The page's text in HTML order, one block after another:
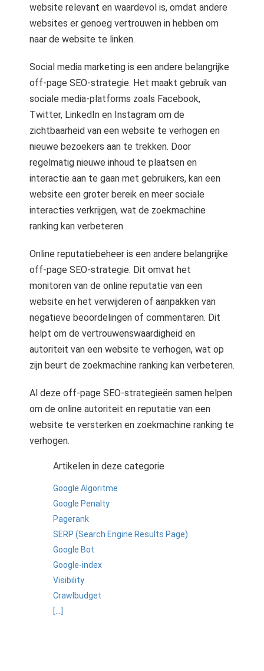
website relevant en waardevol is, omdat andere
websites er genoeg vertrouwen in hebben om
naar de website te linken.
Social media marketing is een andere belangrijke
off-page SEO-strategie. Het maakt gebruik van
sociale media-platforms zoals Facebook,
Twitter, LinkedIn en Instagram om de
zichtbaarheid van een website te verhogen en
nieuwe bezoekers aan te trekken. Door
regelmatig nieuwe inhoud te plaatsen en
interactie aan te gaan met gebruikers, kan een
website een groter bereik en meer sociale
interacties verkrijgen, wat de zoekmachine
ranking kan verbeteren.
Online reputatiebeheer is een andere belangrijke
off-page SEO-strategie. Dit omvat het
monitoren van de online reputatie van een
website en het verwijderen of aanpakken van
negatieve beoordelingen of commentaren. Dit
helpt om de vertrouwenswaardigheid en
autoriteit van een website te verhogen, wat op
zijn beurt de zoekmachine ranking kan verbeteren.
Al deze off-page SEO-strategieën samen helpen
om de online autoriteit en reputatie van een
website te versterken en zoekmachine ranking te
verhogen.
Artikelen in deze categorie
Google Algoritme
Google Penalty
Pagerank
SERP (Search Engine Results Page)
Google Bot
Google-index
Visibility
Crawlbudget
[...]
te
van